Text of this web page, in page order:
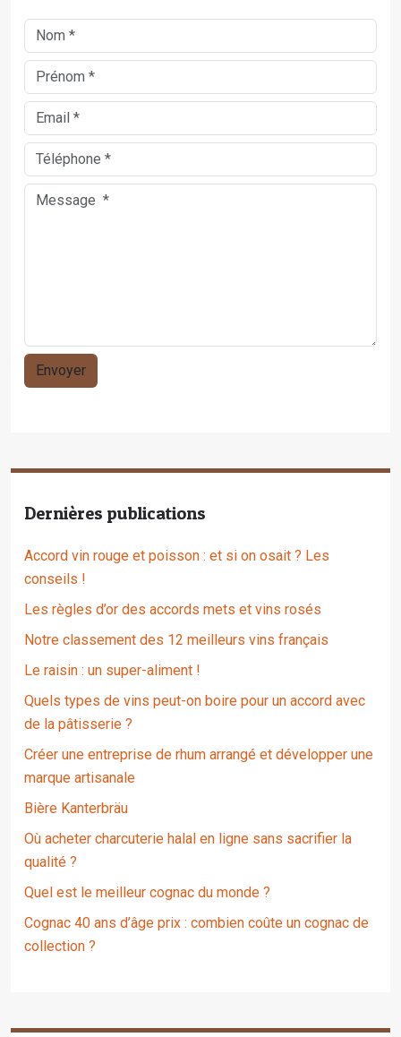
Dernières publications
Accord vin rouge et poisson : et si on osait ? Les
conseils !
Les règles d’or des accords mets et vins rosés
Notre classement des 12 meilleurs vins français
Le raisin : un super-aliment !
Quels types de vins peut-on boire pour un accord avec
de la pâtisserie ?
Créer une entreprise de rhum arrangé et développer une
marque artisanale
Bière Kanterbräu
Où acheter charcuterie halal en ligne sans sacrifier la
qualité ?
Quel est le meilleur cognac du monde ?
Cognac 40 ans d’âge prix : combien coûte un cognac de
collection ?